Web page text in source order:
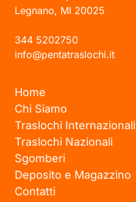
Legnano, MI 20025
344 5202750
info@pentatraslochi.it
Home
Chi Siamo
Traslochi Internazionali
Traslochi Nazionali
Sgomberi
Deposito e Magazzino
Contatti